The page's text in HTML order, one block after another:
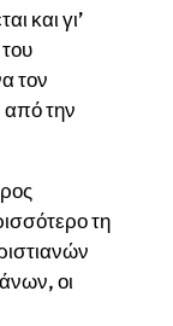
και γι’
τον
την
τη
οι